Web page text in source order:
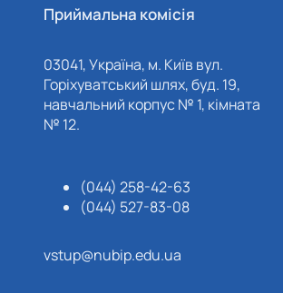
Приймальна комісія
03041, Україна, м. Київ вул.
Горіхуватський шлях, буд. 19,
навчальний корпус № 1, кімната
№ 12.
(044) 258-42-63
(044) 527-83-08
vstup@nubip.edu.ua